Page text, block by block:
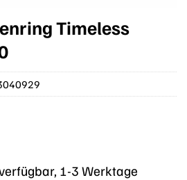
Timeless
1-3 Werktage